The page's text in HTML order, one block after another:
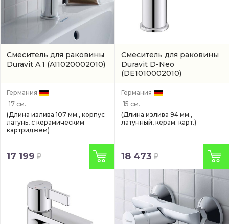
Смеситель для раковины
Duravit A.1 (A11020002010)
Германия
17 см.
(Длина излива 107 мм., корпус
латунь, с керамическим
картриджем)
17 199
Смеситель для раковины
Duravit D-Neo
(DE1010002010)
Германия
15 см.
(Длина излива 94 мм.,
латунный, керам. карт.)
18 473